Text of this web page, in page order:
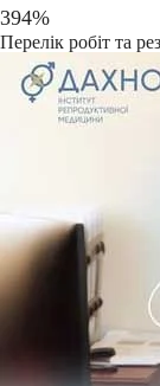
394%
Перелік робіт та